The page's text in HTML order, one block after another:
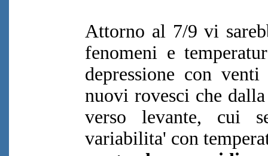
Attorno al 7/9 vi
fenomeni e
depressione con
nuovi rovesci che
verso levante, cui
variabilita' con